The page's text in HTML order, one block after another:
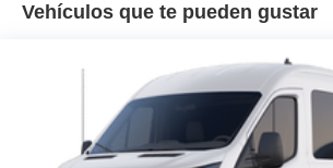
Vehículos que te pueden gustar